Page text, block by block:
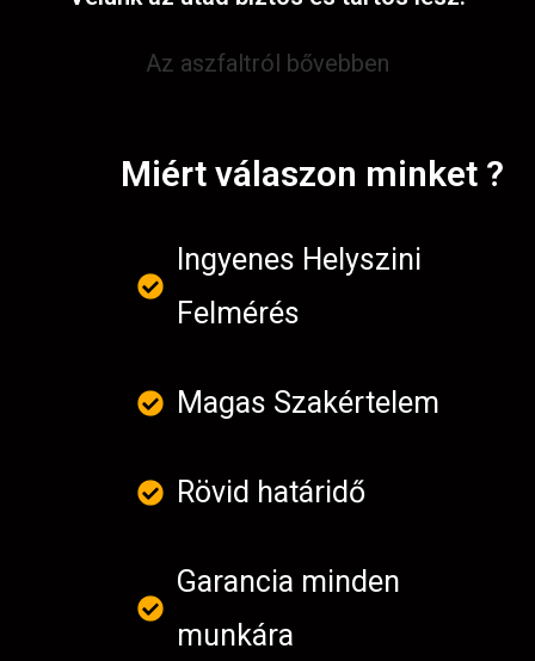
Az aszfaltról bővebben
Miért válaszon minket ?
Ingyenes Helyszini
Felmérés
Magas Szakértelem
Rövid határidő
Garancia minden
munkára